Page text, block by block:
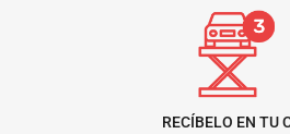
RECÍBELO EN TU